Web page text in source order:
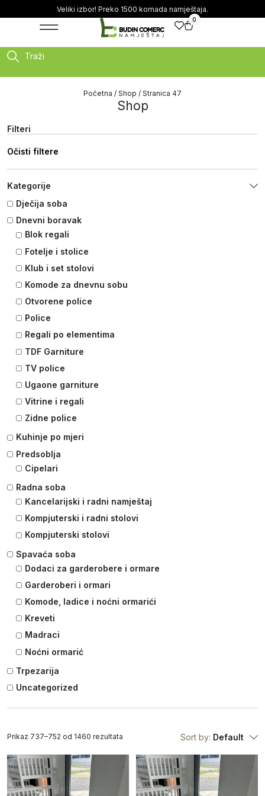
Veliki izbor! Preko 1500 komada namještaja.
0
Traži
Početna / Shop / Stranica 47
Shop
Filteri
Očisti filtere
Kategorije
Dječija soba
Dnevni boravak
Blok regali
Fotelje i stolice
Klub i set stolovi
Komode za dnevnu sobu
Otvorene police
Police
Regali po elementima
TDF Garniture
TV police
Ugaone garniture
Vitrine i regali
Zidne police
Kuhinje po mjeri
Predsoblja
Cipelari
Radna soba
Kancelarijski i radni namještaj
Kompjuterski i radni stolovi
Kompjuterski stolovi
Spavaća soba
Dodaci za garderobere i ormare
Garderoberi i ormari
Komode, ladice i noćni ormarići
Kreveti
Madraci
Noćni ormarić
Trpezarija
Uncategorized
Sort by: Default
Prikaz 737–752 od 1460 rezultata